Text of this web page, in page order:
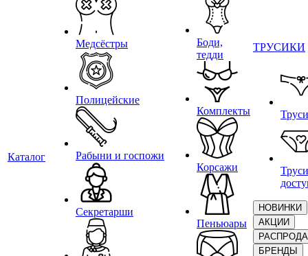
Каталог
Медсёстры
Полицейские
Рабыни и госпожи
Секретарши
Боди,
тедди
Комплекты
Корсажи
Пеньюары
ТРУСИКИ
НОВИНКИ
АКЦИИ
БРЕНДЫ